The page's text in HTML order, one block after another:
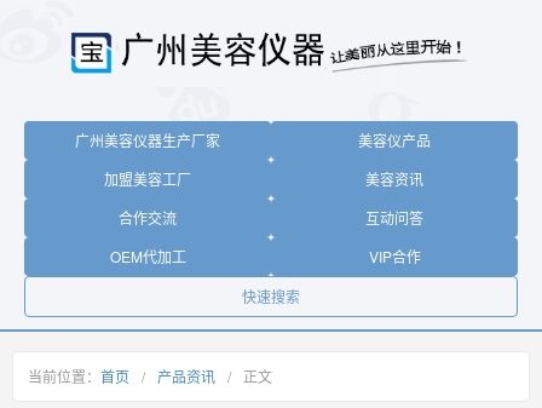
广州美容仪器生产厂家
美容仪产品
加盟美容工厂
美容资讯
合作交流
互动问答
OEM代加工
VIP合作
快速搜索
当前位置： 首页 / 产品资讯 / 正文